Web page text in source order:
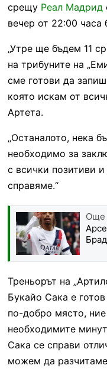
срещу Реал Мадрид
вечер от 22:00 часа
„Утре ще бъдем 11
на трибуните на
сме готови да
която искам от
Артета.
„Останалото, нека
необходимо за
с всички позитиви
справяме.“
Още
Треньорът на
Букайо Сака е
по-добро място,
необходимите
Сака се справи
можем да разчитаме